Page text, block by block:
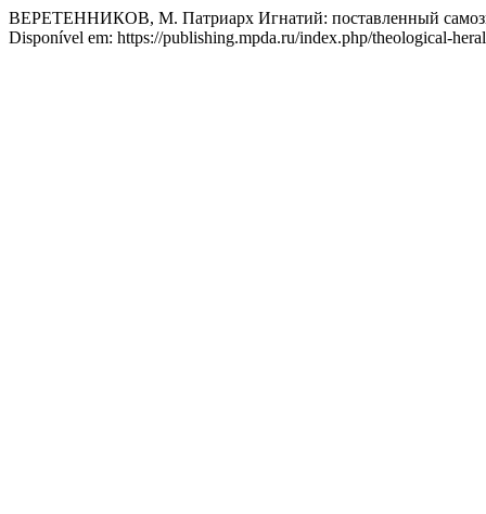
ВЕРЕТЕННИКОВ, М. Патриарх Игнатий: поставленный
Disponível em: https://publishing.mpda.ru/index.php/theological-